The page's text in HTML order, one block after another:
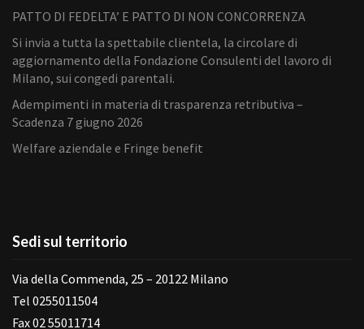
PATTO DI FEDELTA’ E PATTO DI NON CONCORRENZA
Si invia a tutta la spettabile clientela, la circolare di
aggiornamento della Fondazione Consulenti del lavoro di
Milano, sui congedi parentali.
Adempimenti in materia di trasparenza retributiva –
Scadenza 7 giugno 2026
Welfare aziendale e Fringe benefit
Sedi sul territorio
Via della Commenda, 25 – 20122 Milano
Tel 0255011504
Fax 02 55011714